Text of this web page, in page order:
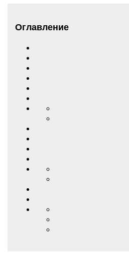
Оглавление